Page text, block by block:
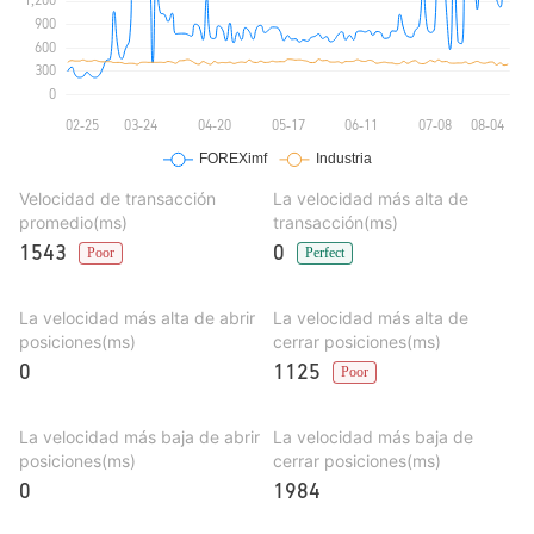
Velocidad de transacción
promedio(ms)
1543 Poor
La velocidad más alta de
transacción(ms)
0 Perfect
La velocidad más alta de abrir
posiciones(ms)
0
La velocidad más alta de
cerrar posiciones(ms)
1125 Poor
La velocidad más baja de abrir
posiciones(ms)
0
La velocidad más baja de
cerrar posiciones(ms)
1984